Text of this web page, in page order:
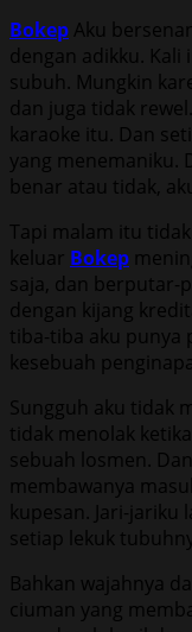
Bokep Aku
dengan adikku.
subuh. Mungkin
dan juga tidak
karaoke itu. Dan
yang menemaniku.
benar atau tidak,
Tapi malam itu
keluar Bokep
saja, dan berputar-
dengan kijang
tiba-tiba aku punya
kesebuah
Sungguh aku tidak
tidak menolak
sebuah losmen.
membawanya
kupesan. Jari-jariku
setiap lekuk
Bahkan wajahnya
ciuman yang